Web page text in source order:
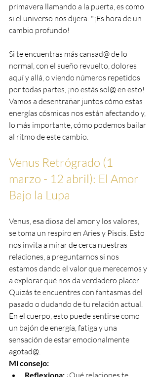
primavera llamando a la puerta, es como
si el universo nos dijera: "¡Es hora de un
cambio profundo!
Si te encuentras más cansad@ de lo
normal, con el sueño revuelto, dolores
aquí y allá, o viendo números repetidos
por todas partes, ¡no estás sol@ en esto!
Vamos a desentrañar juntos cómo estas
energías cósmicas nos están afectando y,
lo más importante, cómo podemos bailar
al ritmo de este cambio.
Venus Retrógrado (1
marzo - 12 abril): El Amor
Bajo la Lupa
Venus, esa diosa del amor y los valores,
se toma un respiro en Aries y Piscis. Esto
nos invita a mirar de cerca nuestras
relaciones, a preguntarnos si nos
estamos dando el valor que merecemos y
a explorar qué nos da verdadero placer.
Quizás te encuentres con fantasmas del
pasado o dudando de tu relación actual.
En el cuerpo, esto puede sentirse como
un bajón de energía, fatiga y una
sensación de estar emocionalmente
agotad@.
Mi consejo:
Reflexiona: ¿Qué relaciones te